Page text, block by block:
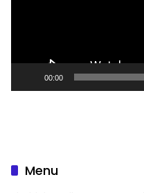
00:00
Menu